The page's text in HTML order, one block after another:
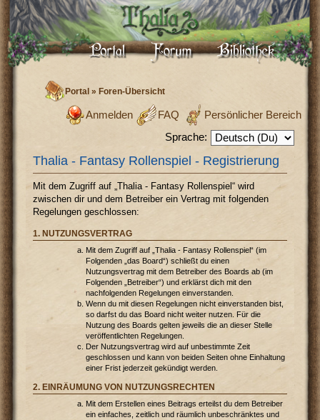
Portal »Foren-Übersicht
Persönlicher Bereich
FAQ
Anmelden
Sprache:
Thalia - Fantasy Rollenspiel - Registrierung
Mit dem Zugriff auf „Thalia - Fantasy Rollenspiel“ wird
zwischen dir und dem Betreiber ein Vertrag mit folgenden
Regelungen geschlossen:
1. NUTZUNGSVERTRAG
Mit dem Zugriff auf „Thalia - Fantasy Rollenspiel“ (im
Folgenden „das Board“) schließt du einen
Nutzungsvertrag mit dem Betreiber des Boards ab (im
Folgenden „Betreiber“) und erklärst dich mit den
nachfolgenden Regelungen einverstanden.
Wenn du mit diesen Regelungen nicht einverstanden bist,
so darfst du das Board nicht weiter nutzen. Für die
Nutzung des Boards gelten jeweils die an dieser Stelle
veröffentlichten Regelungen.
Der Nutzungsvertrag wird auf unbestimmte Zeit
geschlossen und kann von beiden Seiten ohne Einhaltung
einer Frist jederzeit gekündigt werden.
2. EINRÄUMUNG VON NUTZUNGSRECHTEN
Mit dem Erstellen eines Beitrags erteilst du dem Betreiber
ein einfaches, zeitlich und räumlich unbeschränktes und